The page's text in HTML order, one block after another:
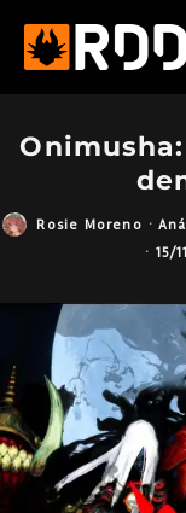
Rosie Moreno ·
· 15/